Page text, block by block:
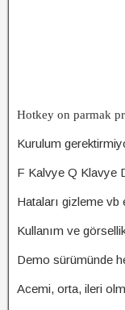
Hotkey on parmak
Kurulum
F Kalvye Q Klavye
Hataları gizleme
Kullanım ve
Demo sürümünde
Acemi, orta, ileri